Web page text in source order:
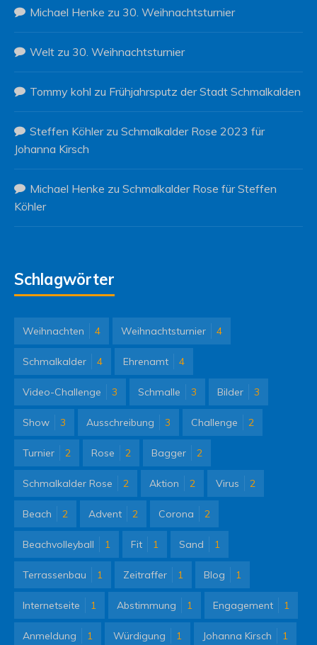
Michael Henke zu 30. Weihnachtsturnier
Welt zu 30. Weihnachtsturnier
Tommy kohl zu Frühjahrsputz der Stadt Schmalkalden
Steffen Köhlerzu Schmalkalder Rose 2023 für
Johanna Kirsch
Michael Henke zu Schmalkalder Rose für Steffen
Köhler
Schlagwörter
Weihnachten 4 Weihnachtsturnier 4
Schmalkalder 4 Ehrenamt 4
Video-Challenge 3 Schmalle 3 Bilder 3
Show 3 Ausschreibung 3 Challenge 2
Turnier 2 Rose 2 Bagger 2
Schmalkalder Rose 2 Aktion 2 Virus 2
Beach 2 Advent 2 Corona 2
Beachvolleyball 1 Fit 1 Sand 1
Terrassenbau 1 Zeitraffer 1 Blog 1
Internetseite 1 Abstimmung 1 Engagement 1
Anmeldung 1 Würdigung 1 Johanna Kirsch 1